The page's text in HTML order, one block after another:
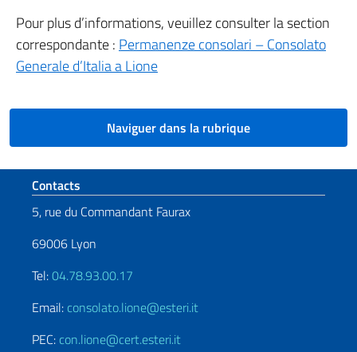
Pour plus d’informations, veuillez consulter la section
correspondante : Permanenze consolari – Consolato
Generale d’Italia a Lione
Naviguer dans la rubrique
Section de pied de page
Contacts
5, rue du Commandant Faurax
69006 Lyon
Tel:04.78.93.00.17
Email: consolato.lione@esteri.it
PEC: con.lione@cert.esteri.it